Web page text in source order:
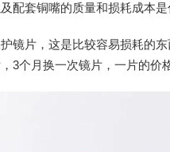
配套铜嘴的质量和损耗成本是
镜片，这是比较容易损耗的
3个月换一次镜片，一片的价